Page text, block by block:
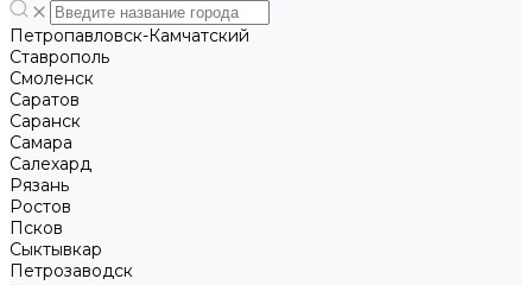
Петропавловск-Камчатский
Ставрополь
Смоленск
Саратов
Саранск
Самара
Салехард
Рязань
Ростов
Псков
Сыктывкар
Петрозаводск